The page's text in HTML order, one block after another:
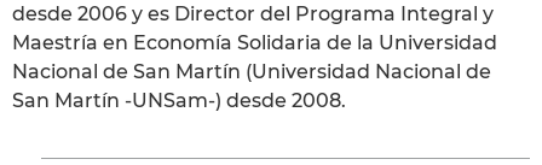
desde 2006 y es Director del Programa Integral y
Maestría en Economía Solidaria de la Universidad
Nacional de San Martín (Universidad Nacional de
San Martín -UNSam-) desde 2008.